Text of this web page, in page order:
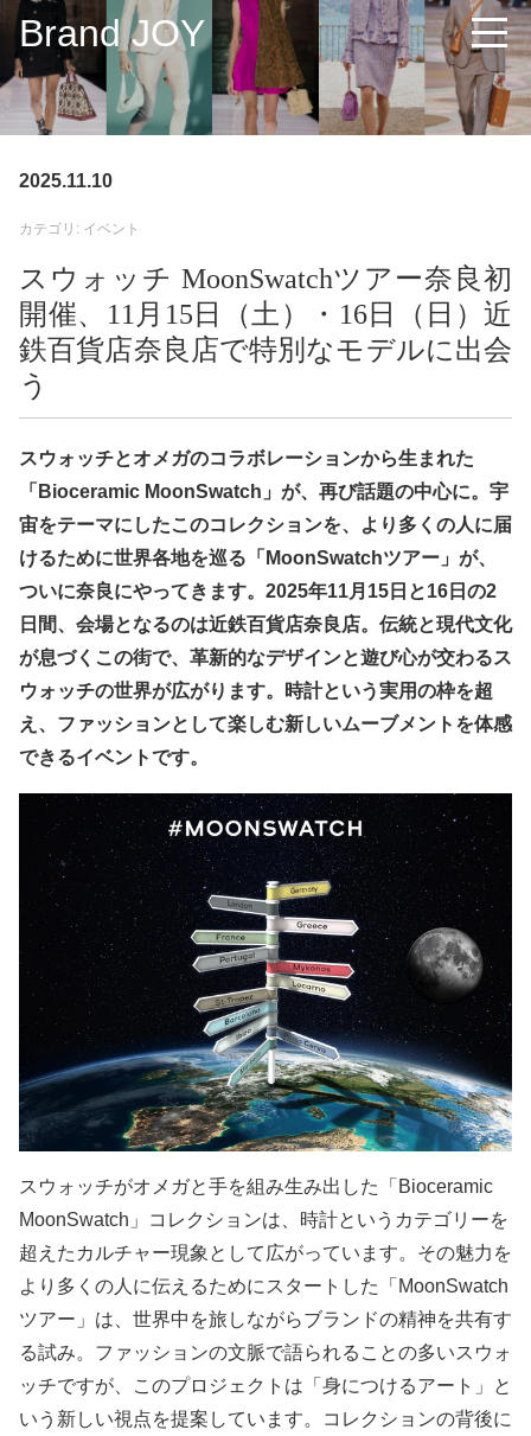
Brand JOY
2025.11.10
カテゴリ: イベント
スウォッチ MoonSwatchツアー奈良初
開催、11月15日（土）・16日（日）近
鉄百貨店奈良店で特別なモデルに出会
う
スウォッチとオメガのコラボレーションから生まれた
「Bioceramic MoonSwatch」が、再び話題の中心に。宇
宙をテーマにしたこのコレクションを、より多くの人に届
けるために世界各地を巡る「MoonSwatchツアー」が、
ついに奈良にやってきます。2025年11月15日と16日の2
日間、会場となるのは近鉄百貨店奈良店。伝統と現代文化
が息づくこの街で、革新的なデザインと遊び心が交わるス
ウォッチの世界が広がります。時計という実用の枠を超
え、ファッションとして楽しむ新しいムーブメントを体感
できるイベントです。
スウォッチがオメガと手を組み生み出した「Bioceramic
MoonSwatch」コレクションは、時計というカテゴリーを
超えたカルチャー現象として広がっています。その魅力を
より多くの人に伝えるためにスタートした「MoonSwatch
ツアー」は、世界中を旅しながらブランドの精神を共有す
る試み。ファッションの文脈で語られることの多いスウォ
ッチですが、このプロジェクトは「身につけるアート」と
いう新しい視点を提案しています。コレクションの背後に